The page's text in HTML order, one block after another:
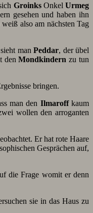
GroinksOnkelUrmeg
gesehen und haben ihn
also am nächsten Tag
manPeddar, der übel
denMondkindern zu tun
bringen.
man den Ilmaroffkaum
wollen den arroganten
Er hat rote Haare
Gesprächen auf,
die Frage womit er denn
sie in das Haus zu